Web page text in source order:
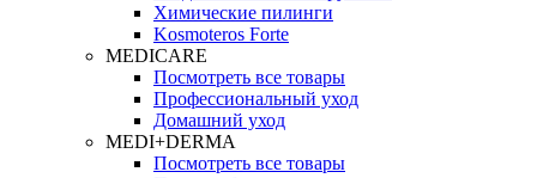
Химические пилинги
Kosmoteros Forte
MEDICARE
Посмотреть все товары
Профессиональный уход
Домашний уход
MEDI+DERMA
Посмотреть все товары